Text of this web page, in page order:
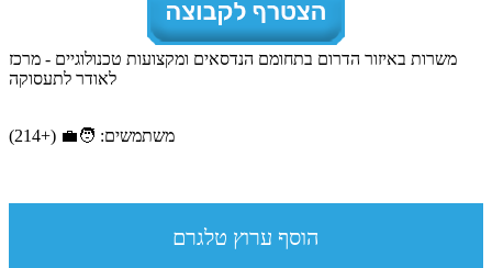
משרות באיזור הדרום בתחומם הנדסאים ומקצועות טכנולוגיים - מרכז
לאודר לתעסוקה
משתמשים: 🧑‍💼 (+214)
הוסף ערוץ טלגרם